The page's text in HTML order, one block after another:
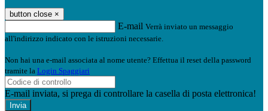
button close ×
E-mail Verrà inviato un messaggio
all'indirizzo indicato con le istruzioni necessarie.
Non hai una e-mail associata al nome utente? Effettua il reset della password
tramite la Login Spaggiari
E-mail inviata, si prega di controllare la casella di posta elettronica!